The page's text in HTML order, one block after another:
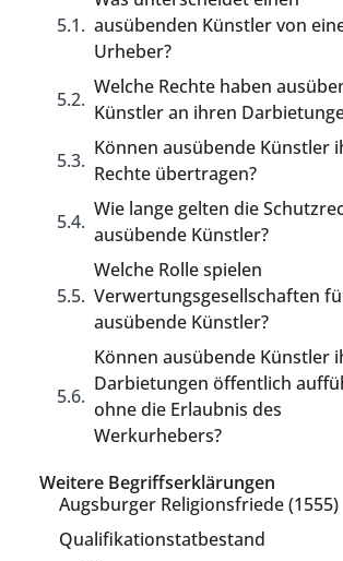
ausübenden Künstler von
Urheber?
Welche Rechte haben
Künstler an ihren
Können ausübende Künstler
Rechte übertragen?
Wie lange gelten die
ausübende Künstler?
Welche Rolle spielen
Verwertungsgesellschaften
ausübende Künstler?
Können ausübende Künstler
Darbietungen öffentlich
ohne die Erlaubnis des
Werkurhebers?
Weitere Begriffserklärungen
Augsburger Religionsfriede (1555)
Qualifikationstatbestand